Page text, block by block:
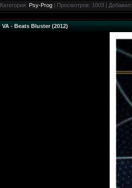
Категория: Psy-Prog | Просмотров: 1003 | Добавил:
VA - Beats Bluster (2012)